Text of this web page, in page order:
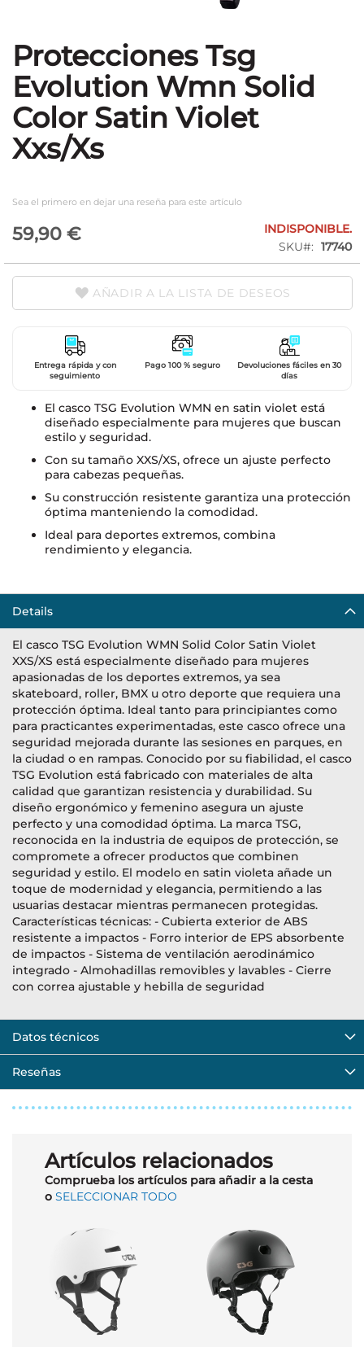
Saltar
al
comienzo
de
la
galería
de
imágenes
Protecciones Tsg
Evolution Wmn Solid
Color Satin Violet
Xxs/Xs
Sea el primero en dejar una reseña para este artículo
59,90 €
INDISPONIBLE.
SKU
17740
AÑADIR A LA LISTA DE DESEOS
Entrega rápida y con
seguimiento
Pago 100 % seguro
Devoluciones fáciles en 30
días
El casco TSG Evolution WMN en satin violet está
diseñado especialmente para mujeres que buscan
estilo y seguridad.
Con su tamaño XXS/XS, ofrece un ajuste perfecto
para cabezas pequeñas.
Su construcción resistente garantiza una protección
óptima manteniendo la comodidad.
Ideal para deportes extremos, combina
rendimiento y elegancia.
Details
El casco TSG Evolution WMN Solid Color Satin Violet
XXS/XS está especialmente diseñado para mujeres
apasionadas de los deportes extremos, ya sea
skateboard, roller, BMX u otro deporte que requiera una
protección óptima. Ideal tanto para principiantes como
para practicantes experimentadas, este casco ofrece una
seguridad mejorada durante las sesiones en parques, en
la ciudad o en rampas. Conocido por su fiabilidad, el casco
TSG Evolution está fabricado con materiales de alta
calidad que garantizan resistencia y durabilidad. Su
diseño ergonómico y femenino asegura un ajuste
perfecto y una comodidad óptima. La marca TSG,
reconocida en la industria de equipos de protección, se
compromete a ofrecer productos que combinen
seguridad y estilo. El modelo en satin violeta añade un
toque de modernidad y elegancia, permitiendo a las
usuarias destacar mientras permanecen protegidas.
Características técnicas: - Cubierta exterior de ABS
resistente a impactos - Forro interior de EPS absorbente
de impactos - Sistema de ventilación aerodinámico
integrado - Almohadillas removibles y lavables - Cierre
con correa ajustable y hebilla de seguridad
Datos técnicos
Reseñas
Artículos relacionados
Comprueba los artículos para añadir a la cesta
o SELECCIONAR TODO